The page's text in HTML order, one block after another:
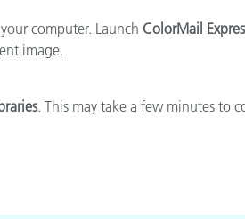
computer. Launch ColorMail
image.
. This may take a few minutes to